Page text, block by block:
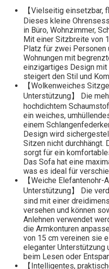
【Vielseitig einsetzbar,
Dieses kleine
in Büro, Wohnzimmer,
Mit einer Sitzbreite von
Platz für zwei Personen
Wohnungen mit
einzigartiges Design mit
steigert den Stil und
【Wolkenweiches
Unterstützung】 Die
hochdichtem
ein weiches,
einem
Design wird
Sitzen nicht durchhängt.
sorgt für ein
Das Sofa hat eine
was es ideal für
【Weiche
Unterstützung】 Die
sind mit einer
versehen und können
Anlehnen verwendet
die Armkonturen
von 15 cm vereinen sie
eleganter Unterstützung
beim Lesen oder
【Intelligentes,